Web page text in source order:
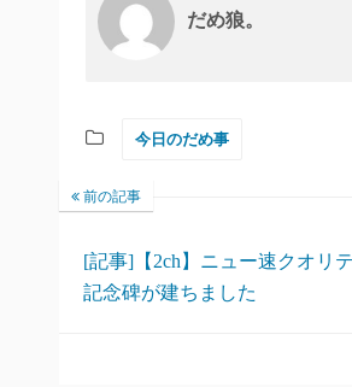
だめ狼。
今日のだめ事
前の記事
[記事]【2ch】ニュー速クオリ
記念碑が建ちました